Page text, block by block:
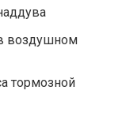
воздушном
тормозной